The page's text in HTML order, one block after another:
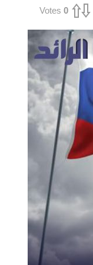
0
Votes